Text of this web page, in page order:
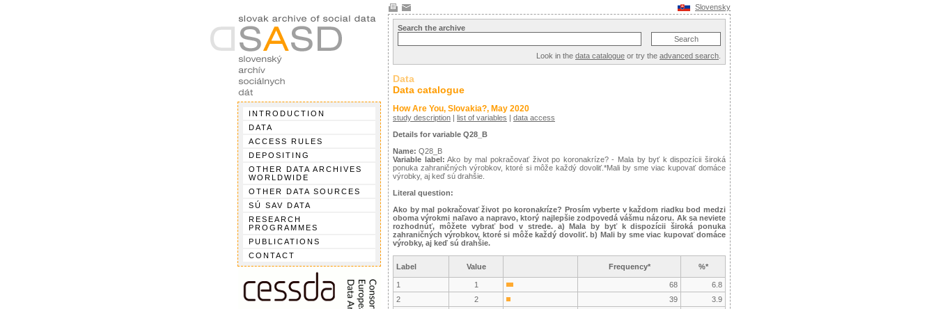
Slovensky
INTRODUCTION
DATA
ACCESS RULES
DEPOSITING
OTHER DATA ARCHIVES
WORLDWIDE
OTHER DATA SOURCES
SÚ SAV DATA
RESEARCH
PROGRAMMES
PUBLICATIONS
CONTACT
Search the archive
Look in the data catalogue or try the advanced search
Data
Data catalogue
How Are You, Slovakia?, May 2020
study description | list of variables | data access
Details for variable Q28_B
Name: Q28_B
Variable label: Ako by mal pokračovať život po koronakríze? - Mala by byť k dispozícii široká
ponuka zahraničných výrobkov, ktoré si môže každý dovoliť.*Mali by sme viac kupovať domáce
výrobky, aj keď sú drahšie.
Literal question:
Ako by mal pokračovať život po koronakríze? Prosím vyberte v každom riadku bod medzi
oboma výrokmi naľavo a napravo, ktorý najlepšie zodpovedá vášmu názoru. Ak sa neviete
rozhodnúť, môžete vybrať bod v strede. a) Mala by byť k dispozícii široká ponuka
zahraničných výrobkov, ktoré si môže každý dovoliť. b) Mali by sme viac kupovať domáce
výrobky, aj keď sú drahšie.
Label Value Frequency* %*
1 1 68
6.8
2
2 39
3.9